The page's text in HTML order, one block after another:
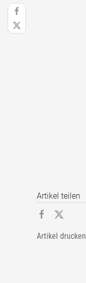
Artikel teilen
Artikel drucken